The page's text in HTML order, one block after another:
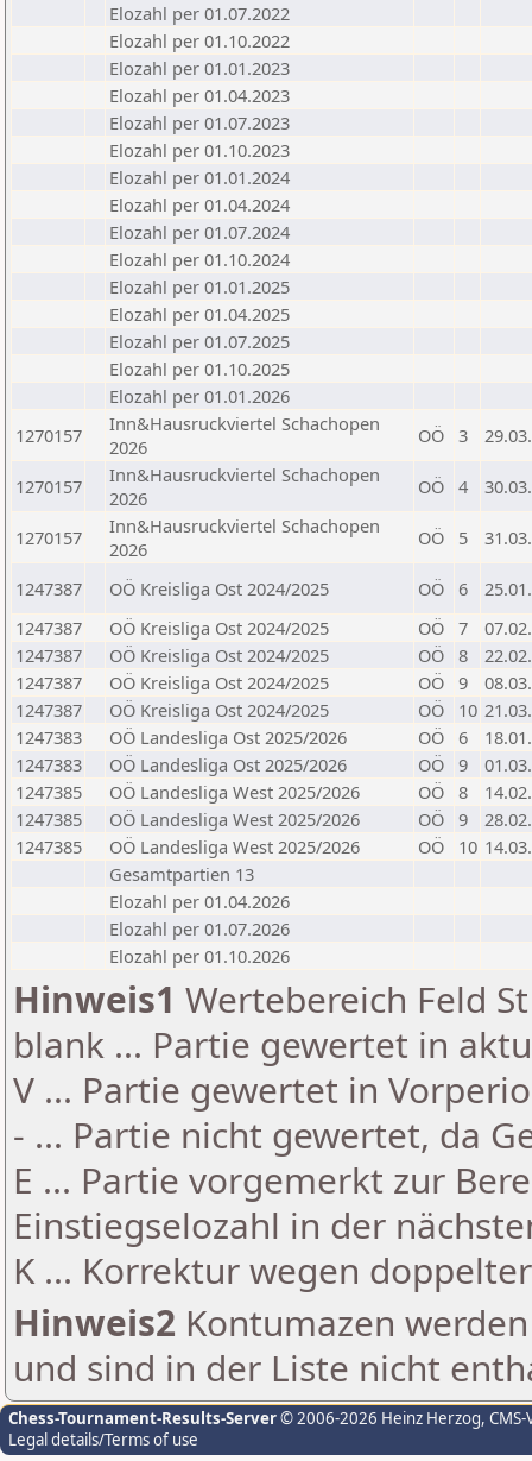
Elozahl per 01.07.2022
Elozahl per 01.10.2022
Elozahl per 01.01.2023
Elozahl per 01.04.2023
Elozahl per 01.07.2023
Elozahl per 01.10.2023
Elozahl per 01.01.2024
Elozahl per 01.04.2024
Elozahl per 01.07.2024
Elozahl per 01.10.2024
Elozahl per 01.01.2025
Elozahl per 01.04.2025
Elozahl per 01.07.2025
Elozahl per 01.10.2025
Elozahl per 01.01.2026
1270157
Inn&Hausruckviertel Schachopen
2026
OÖ 3
1270157
Inn&Hausruckviertel Schachopen
2026
OÖ 4
1270157
Inn&Hausruckviertel Schachopen
2026
OÖ 5
1247387 OÖ Kreisliga Ost 2024/2025 OÖ 6
1247387
OÖ Kreisliga Ost 2024/2025 OÖ 7
1247387
OÖ Kreisliga Ost 2024/2025 OÖ 8
1247387
OÖ Kreisliga Ost 2024/2025 OÖ 9
1247387
OÖ Kreisliga Ost 2024/2025 OÖ 10
1247383
OÖ Landesliga Ost 2025/2026 OÖ 6
1247383
OÖ Landesliga Ost 2025/2026 OÖ 9
1247385
OÖ Landesliga West 2025/2026 OÖ 8
1247385
OÖ Landesliga West 2025/2026 OÖ 9
1247385
OÖ Landesliga West 2025/2026 OÖ 10
Gesamtpartien 13
Elozahl per 01.04.2026
Elozahl per 01.07.2026
Elozahl per 01.10.2026
Hinweis1 Wertebereich Feld
blank ... Partie gewertet in
V ... Partie gewertet in
- ... Partie nicht gewertet, da
E ... Partie vorgemerkt zur
Einstiegselozahl in der
K ... Korrektur wegen
Hinweis2 Kontumazen
und sind in der Liste nicht
Chess-Tournament-Results-Server© 2006-2026 Heinz Herzog,
Legal details/Terms of use